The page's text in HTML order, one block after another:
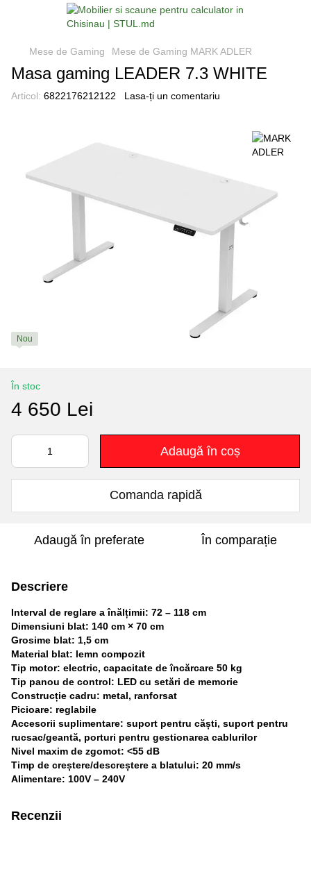
Mese de Gaming Mese de Gaming MARK ADLER
Masa gaming LEADER 7.3 WHITE
Articol: 6822176212122 Lasa-ți un comentariu
Nou
În stoc
4 650 Lei
Adaugă în coș
Comanda rapidă
Adaugă în preferate În comparație
Descriere
Interval de reglare a înălțimii: 72 – 118 cm
Dimensiuni blat: 140 cm × 70 cm
Grosime blat: 1,5 cm
Material blat: lemn compozit
Tip motor: electric, capacitate de încărcare 50 kg
Tip panou de control: LED cu setări de memorie
Construcție cadru: metal, ranforsat
Picioare: reglabile
Accesorii suplimentare: suport pentru căști, suport pentru
rucsac/geantă, porturi pentru gestionarea cablurilor
Nivel maxim de zgomot: <55 dB
Timp de creștere/descreștere a blatului: 20 mm/s
Alimentare: 100V – 240V
Recenzii